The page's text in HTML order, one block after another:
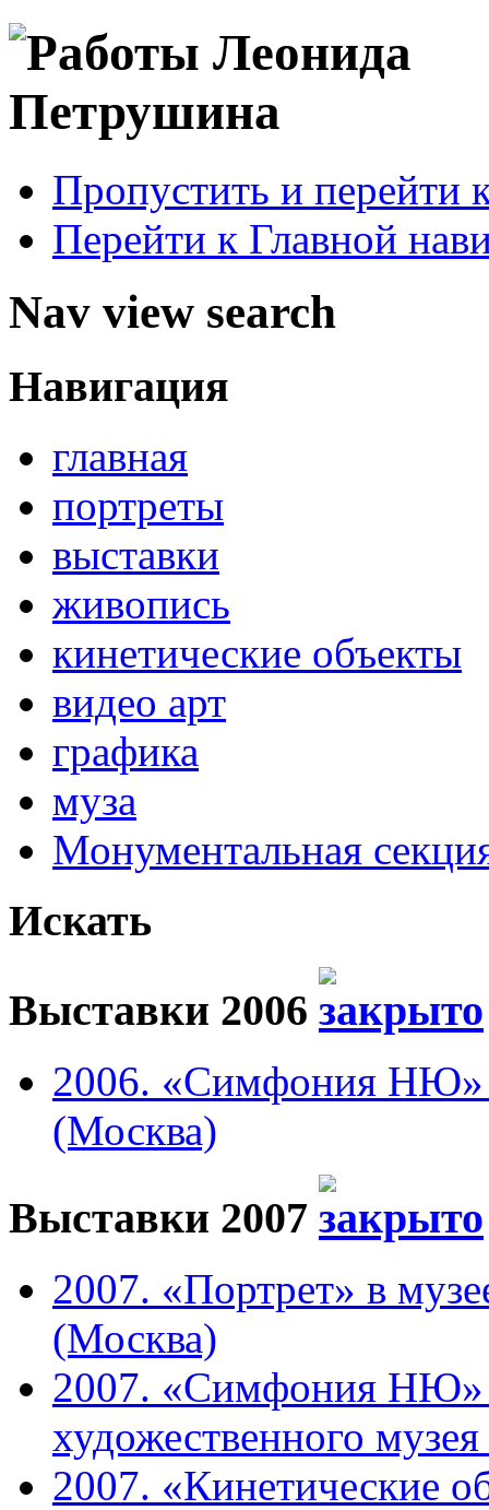
Пропустить и перейти
Перейти к Главной
Nav view search
Навигация
главная
портреты
выставки
живопись
кинетические объекты
видео арт
графика
муза
Монументальная
Искать
Выставки 2006
2006. «Симфония НЮ»
(Москва)
Выставки 2007
2007. «Портрет» в
(Москва)
2007. «Симфония НЮ»
художественного
2007. «Кинетические